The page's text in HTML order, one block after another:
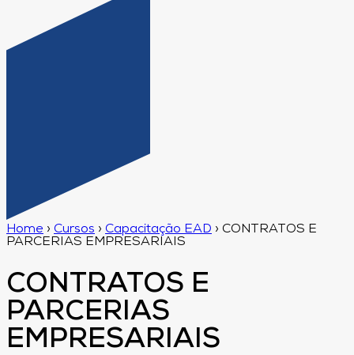
Home › Cursos › Capacitação EAD › CONTRATOS E
PARCERIAS EMPRESARIAIS
CONTRATOS E
PARCERIAS
EMPRESARIAIS